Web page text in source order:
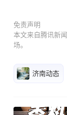
免责声明
本文来自腾讯新
场。
济南动态